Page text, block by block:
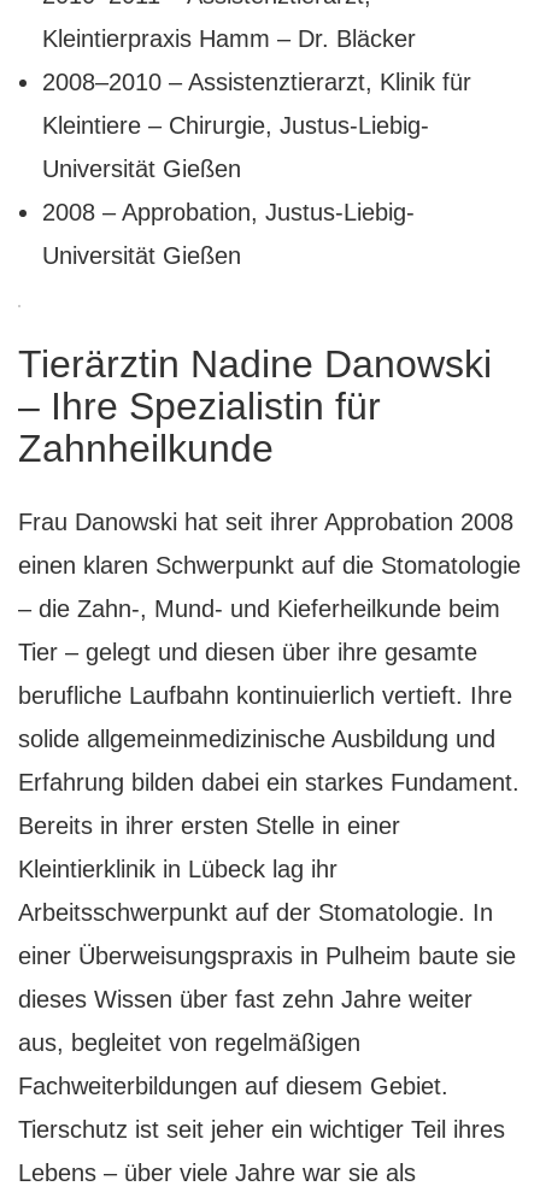
Kleintierpraxis Hamm – Dr. Bläcker
2008–2010 – Assistenztierarzt, Klinik für
Kleintiere – Chirurgie, Justus-Liebig-
Universität Gießen
2008 – Approbation, Justus-Liebig-
Universität Gießen
Tierärztin Nadine Danowski
– Ihre Spezialistin für
Zahnheilkunde
Frau Danowski hat seit ihrer Approbation 2008
einen klaren Schwerpunkt auf die Stomatologie
– die Zahn-, Mund- und Kieferheilkunde beim
Tier – gelegt und diesen über ihre gesamte
berufliche Laufbahn kontinuierlich vertieft. Ihre
solide allgemeinmedizinische Ausbildung und
Erfahrung bilden dabei ein starkes Fundament.
Bereits in ihrer ersten Stelle in einer
Kleintierklinik in Lübeck lag ihr
Arbeitsschwerpunkt auf der Stomatologie. In
einer Überweisungspraxis in Pulheim baute sie
dieses Wissen über fast zehn Jahre weiter
aus, begleitet von regelmäßigen
Fachweiterbildungen auf diesem Gebiet.
Tierschutz ist seit jeher ein wichtiger Teil ihres
Lebens – über viele Jahre war sie als